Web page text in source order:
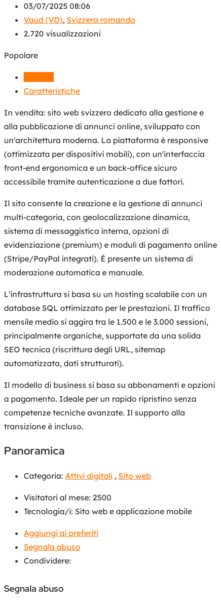
03/07/2025 08:06
Vaud (VD), Svizzera romanda
2.720 visualizzazioni
Popolare
Caratteristiche
In vendita: sito web svizzero dedicato alla gestione e
alla pubblicazione di annunci online, sviluppato con
un'architettura moderna. La piattaforma è responsive
(ottimizzata per dispositivi mobili), con un'interfaccia
front-end ergonomica e un back-office sicuro
accessibile tramite autenticazione a due fattori.
Il sito consente la creazione e la gestione di annunci
multi-categoria, con geolocalizzazione dinamica,
sistema di messaggistica interna, opzioni di
evidenziazione (premium) e moduli di pagamento online
(Stripe/PayPal integrati). È presente un sistema di
moderazione automatica e manuale.
L'infrastruttura si basa su un hosting scalabile con un
database SQL ottimizzato per le prestazioni. Il traffico
mensile medio si aggira tra le 1.500 e le 3.000 sessioni,
principalmente organiche, supportate da una solida
SEO tecnica (riscrittura degli URL, sitemap
automatizzata, dati strutturati).
Il modello di business si basa su abbonamenti e opzioni
a pagamento. Ideale per un rapido ripristino senza
competenze tecniche avanzate. Il supporto alla
transizione è incluso.
Panoramica
Categoria: Attivi digitali , Sito web
Visitatori al mese: 2500
Tecnologia/i: Sito web e applicazione mobile
Aggiungi ai preferiti
Segnala abuso
Condividere:
Segnala abuso